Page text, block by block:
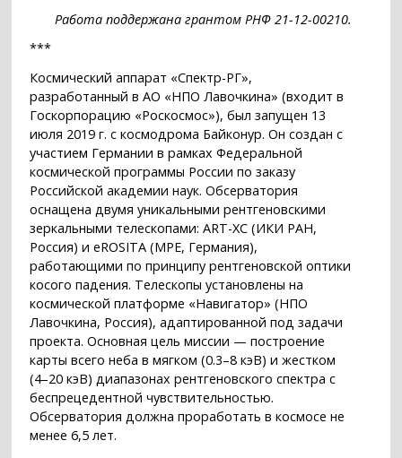
Работа поддержана грантом РНФ 21-12-00210.
***
Космический аппарат «Спектр-РГ»,
разработанный в АО «НПО Лавочкина» (входит в
Госкорпорацию «Роскосмос»), был запущен 13
июля 2019 г. с космодрома Байконур. Он создан с
участием Германии в рамках Федеральной
космической программы России по заказу
Российской академии наук. Обсерватория
оснащена двумя уникальными рентгеновскими
зеркальными телескопами: ART-XC (ИКИ РАН,
Россия) и eROSITA (MPE, Германия),
работающими по принципу рентгеновской оптики
косого падения. Телескопы установлены на
космической платформе «Навигатор» (НПО
Лавочкина, Россия), адаптированной под задачи
проекта. Основная цель миссии — построение
карты всего неба в мягком (0.3–8 кэВ) и жестком
(4–20 кэВ) диапазонах рентгеновского спектра с
беспрецедентной чувствительностью.
Обсерватория должна проработать в космосе не
менее 6,5 лет.